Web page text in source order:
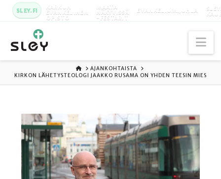
SLEY.FI KARKUN
EVANKELINEN
OPISTO
MAATA
NÄKYVISSÄ
-FESTARIT
EVANKELIUMIJUHLA
ETUSIVU
AJANKOHTAISTA
KIRKON LÄHETYSTEOLOGI JAAKKO RUSAMA ON YHDEN TEESIN MIES